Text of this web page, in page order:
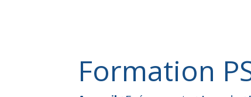
Formation